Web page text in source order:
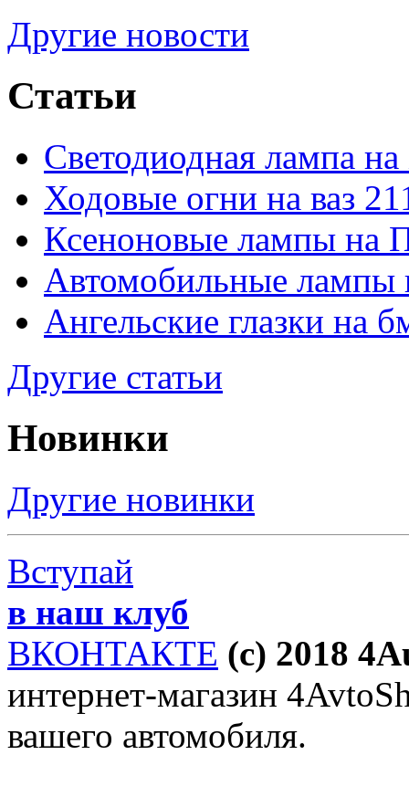
Другие новости
Статьи
Светодиодная лампа
Ходовые огни на ваз
Ксеноновые лампы на
Автомобильные лампы
Ангельские глазки на
Другие статьи
Новинки
Другие новинки
Вступай
в наш клуб
ВКОНТАКТЕ (c) 2018
интернет-магазин
вашего автомобиля.